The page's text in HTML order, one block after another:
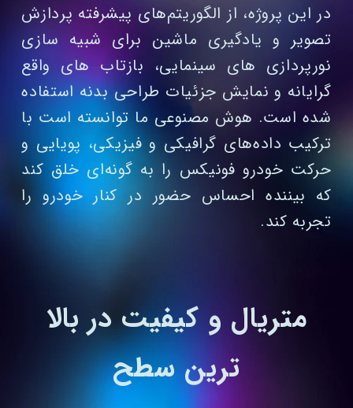
در این پروژه، از الگوریتم‌های پیشرفته پردازش
تصویر و یادگیری ماشین برای شبیه‌ سازی
نورپردازی‌ های سینمایی، بازتاب‌ های واقع‌
گرایانه و نمایش جزئیات طراحی بدنه استفاده
شده است. هوش مصنوعی ما توانسته است با
ترکیب داده‌های گرافیکی و فیزیکی، پویایی و
حرکت خودرو فونیکس را به گونه‌ای خلق کند
که بیننده احساس حضور در کنار خودرو را
تجربه کند.
متریال و کیفیت در بالا
ترین سطح